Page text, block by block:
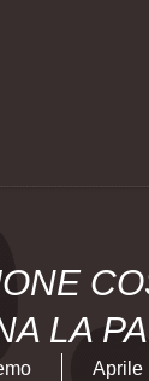
LA
Aprile